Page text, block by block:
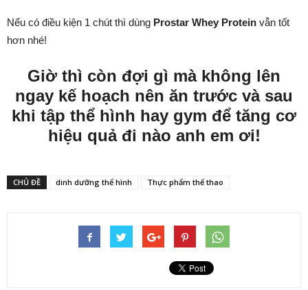
Nếu có điều kiện 1 chút thì dùng Prostar Whey Protein vẫn tốt
hơn nhé!
Giờ thì còn đợi gì mà không lên
ngay kế hoạch nên ăn trước và sau
khi tập thể hình hay gym để tăng cơ
hiệu quả đi nào anh em ơi!
CHỦ ĐỀ dinh dưỡng thể hình Thực phẩm thể thao